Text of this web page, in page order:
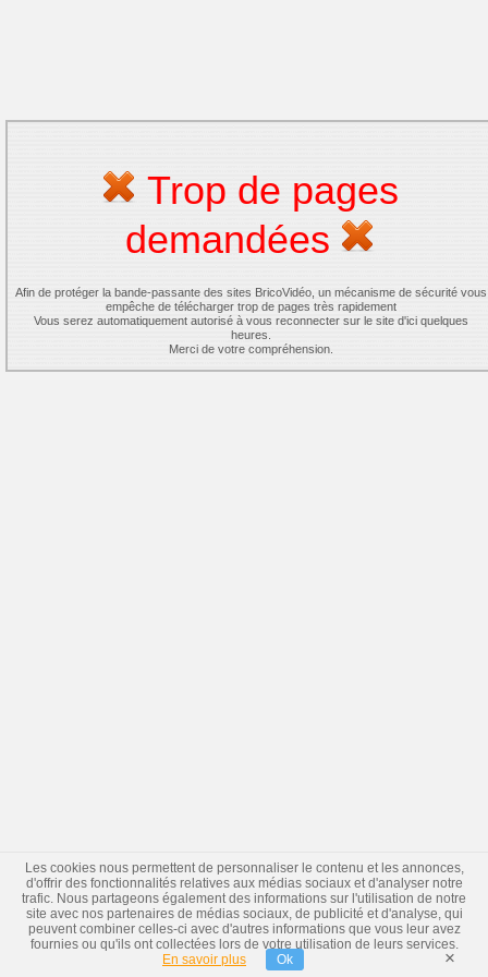
Trop de pages
demandées
Afin de protéger la bande-passante des sites BricoVidéo, un mécanisme de sécurité vous
empêche de télécharger trop de pages très rapidement
Vous serez automatiquement autorisé à vous reconnecter sur le site d'ici quelques
heures.
Merci de votre compréhension.
Les cookies nous permettent de personnaliser le contenu et les annonces,
d'offrir des fonctionnalités relatives aux médias sociaux et d'analyser notre
trafic. Nous partageons également des informations sur l'utilisation de notre
site avec nos partenaires de médias sociaux, de publicité et d'analyse, qui
peuvent combiner celles-ci avec d'autres informations que vous leur avez
fournies ou qu'ils ont collectées lors de votre utilisation de leurs services.
En savoir plus
Ok ×